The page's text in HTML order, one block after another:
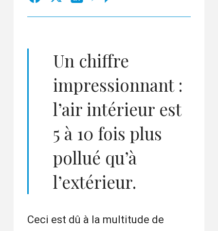
Un chiffre
impressionnant :
l’air intérieur est
5 à 10 fois plus
pollué qu’à
l’extérieur.
Ceci est dû à la multitude de